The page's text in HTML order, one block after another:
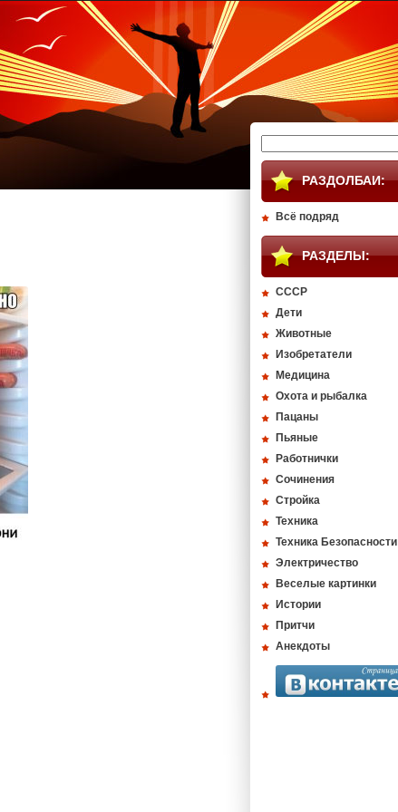
РАЗДОЛБАИ:
Всё подряд
РАЗДЕЛЫ:
СССР
Дети
Животные
Изобретатели
Медицина
Охота и рыбалка
Пацаны
Пьяные
Работнички
Сочинения
Стройка
Техника
Техника Безопасности
Электричество
Веселые картинки
Истории
Притчи
Анекдоты